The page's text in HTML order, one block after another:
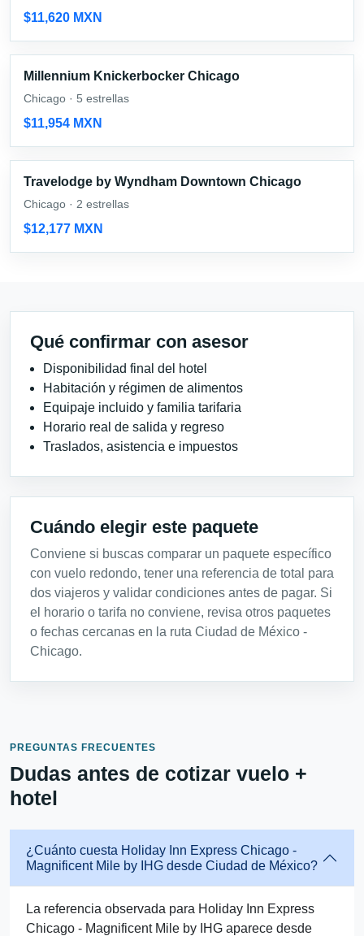
$11,620 MXN
Millennium Knickerbocker Chicago
Chicago · 5 estrellas
$11,954 MXN
Travelodge by Wyndham Downtown Chicago
Chicago · 2 estrellas
$12,177 MXN
Qué confirmar con asesor
Disponibilidad final del hotel
Habitación y régimen de alimentos
Equipaje incluido y familia tarifaria
Horario real de salida y regreso
Traslados, asistencia e impuestos
Cuándo elegir este paquete
Conviene si buscas comparar un paquete específico
con vuelo redondo, tener una referencia de total para
dos viajeros y validar condiciones antes de pagar. Si
el horario o tarifa no conviene, revisa otros paquetes
o fechas cercanas en la ruta Ciudad de México -
Chicago.
PREGUNTAS FRECUENTES
Dudas antes de cotizar vuelo +
hotel
¿Cuánto cuesta Holiday Inn Express Chicago -
Magnificent Mile by IHG desde Ciudad de México?
La referencia observada para Holiday Inn Express
Chicago - Magnificent Mile by IHG aparece desde